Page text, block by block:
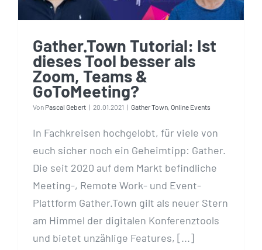
Gather.Town Tutorial: Ist
dieses Tool besser als
Zoom, Teams &
GoToMeeting?
Von Pascal Gebert | 20.01.2021 | Gather Town Online Events
In Fachkreisen hochgelobt, für viele von
euch sicher noch ein Geheimtipp: Gather.
Die seit 2020 auf dem Markt befindliche
Meeting-, Remote Work- und Event-
Plattform Gather.Town gilt als neuer Stern
am Himmel der digitalen Konferenztools
und bietet unzählige Features, [...]